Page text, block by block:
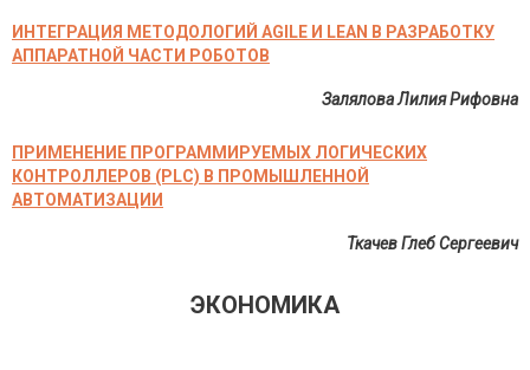
ИНТЕГРАЦИЯ МЕТОДОЛОГИЙ AGILE И LEAN В РАЗРАБОТКУ
АППАРАТНОЙ ЧАСТИ РОБОТОВ
Залялова Лилия Рифовна
ПРИМЕНЕНИЕ ПРОГРАММИРУЕМЫХ ЛОГИЧЕСКИХ
КОНТРОЛЛЕРОВ (PLC) В ПРОМЫШЛЕННОЙ
АВТОМАТИЗАЦИИ
Ткачев Глеб Сергеевич
ЭКОНОМИКА